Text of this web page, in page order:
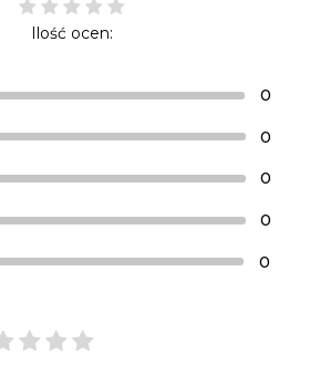
Ilość ocen:
0
0
0
0
0